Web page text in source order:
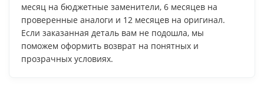
месяц на бюджетные заменители, 6 месяцев на
проверенные аналоги и 12 месяцев на оригинал.
Если заказанная деталь вам не подошла, мы
поможем оформить возврат на понятных и
прозрачных условиях.